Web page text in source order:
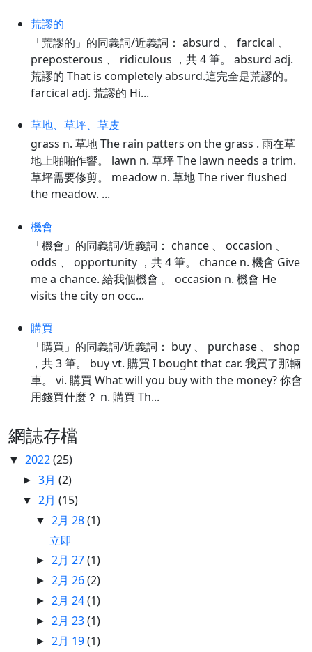
荒謬的
「荒謬的」的同義詞/近義詞： absurd 、 farcical 、
preposterous 、 ridiculous ，共 4 筆。 absurd adj.
荒謬的 That is completely absurd.這完全是荒謬的。
farcical adj. 荒謬的 Hi...
草地、草坪、草皮
grass n. 草地 The rain patters on the grass . 雨在草
地上啪啪作響。 lawn n. 草坪 The lawn needs a trim.
草坪需要修剪。 meadow n. 草地 The river flushed
the meadow. ...
機會
「機會」的同義詞/近義詞： chance 、 occasion 、
odds 、 opportunity ，共 4 筆。 chance n. 機會 Give
me a chance. 給我個機會 。 occasion n. 機會 He
visits the city on occ...
購買
「購買」的同義詞/近義詞： buy 、 purchase 、 shop
，共 3 筆。 buy vt. 購買 I bought that car. 我買了那輛
車。 vi. 購買 What will you buy with the money? 你會
用錢買什麼？ n. 購買 Th...
網誌存檔
▼ 2022(25)
►3月(2)
▼ 2月(15)
▼ 2月 28(1)
立即
► 2月 27(1)
► 2月 26(2)
► 2月 24(1)
► 2月 23(1)
► 2月 19(1)